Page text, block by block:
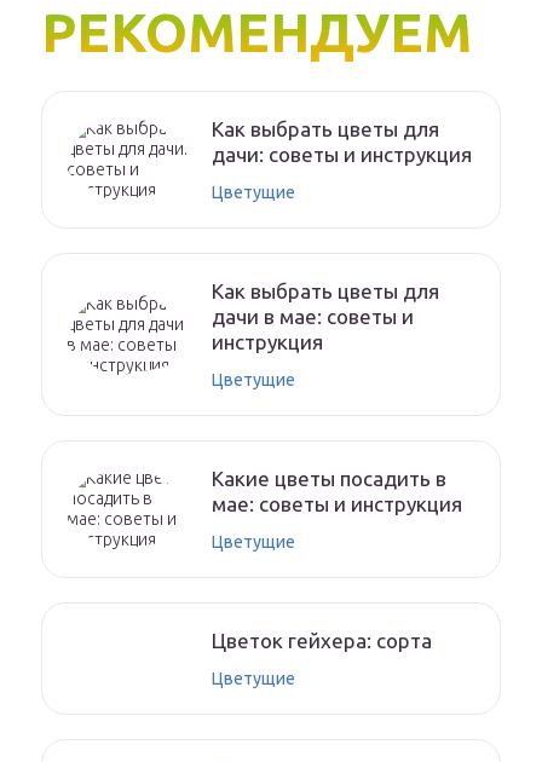
РЕКОМЕНДУЕМ
Как выбрать цветы для
дачи: советы и инструкция
Цветущие
Как выбрать цветы для
дачи в мае: советы и
инструкция
Цветущие
Какие цветы посадить в
мае: советы и инструкция
Цветущие
Цветок гейхера: сорта
Цветущие